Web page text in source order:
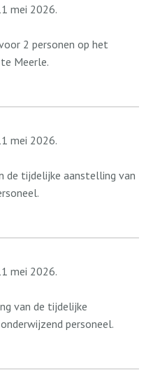
mei 2026.
2 personen op het
Meerle.
mei 2026.
de tijdelijke aanstelling van
mei 2026.
van de tijdelijke
personeel.